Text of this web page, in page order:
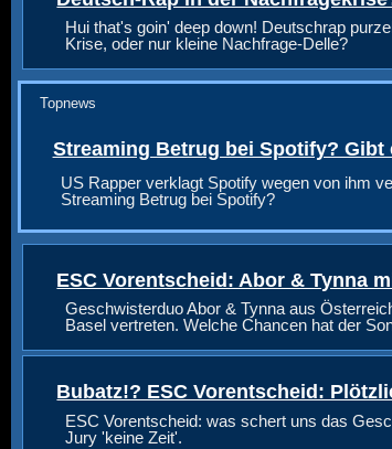
Hui that's goin' deep down! Deutschrap
Krise, oder nur kleine Nachfrage-Delle?
Topnews
Streaming Betrug bei Spotify? Gibt
US Rapper verklagt Spotify wegen von ihm
Streaming Betrug bei Spotify?
ESC Vorentscheid: Abor & Tynna
Geschwisterduo Abor & Tynna aus
Basel vertreten. Welche Chancen hat der
Bubatz!? ESC Vorentscheid:
ESC Vorentscheid: was schert uns das
Jury 'keine Zeit'.